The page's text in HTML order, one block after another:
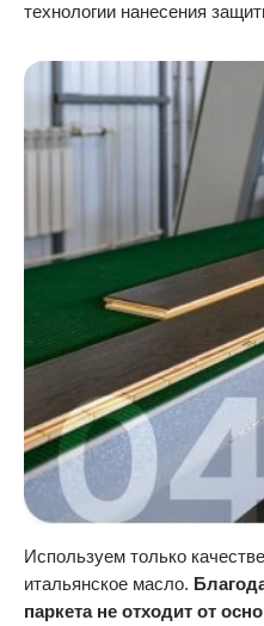
технологии нанесения
Используем только
итальянское масло.
паркета не отходит от